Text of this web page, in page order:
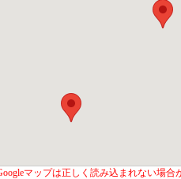
マップは正しく読み込まれない場合